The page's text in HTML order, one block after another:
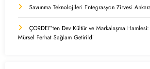
Savunma Teknolojileri Entegrasyon Zirvesi
ÇORDEF’ten Dev Kültür ve Markalaşma
Mürsel Ferhat Sağlam Getirildi